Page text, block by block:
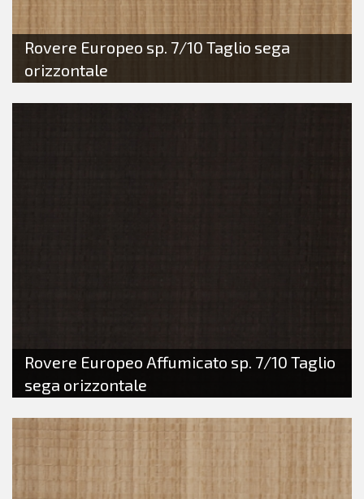
Rovere Europeo sp. 7/10 Taglio sega
orizzontale
Rovere Europeo Affumicato sp. 7/10 Taglio
sega orizzontale